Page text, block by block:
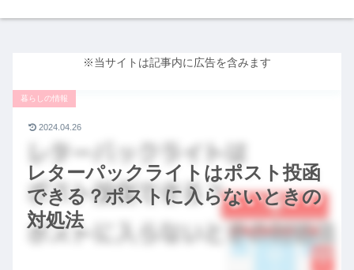
※当サイトは記事内に広告を含みます
レターパックライトはポスト投函
できる？ポストに入らないときの
対処法
暮らしの情報
2024.04.26